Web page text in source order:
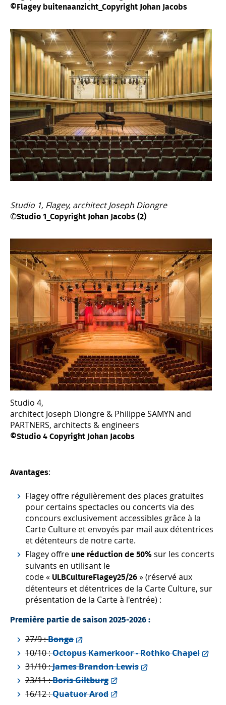
©Flagey buitenaanzicht_Copyright Johan Jacobs
Studio 1, Flagey, architect Joseph Diongre
©Studio 1_Copyright Johan Jacobs (2)
Studio 4,
architect Joseph Diongre & Philippe SAMYN and
PARTNERS, architects & engineers
©Studio 4 Copyright Johan Jacobs
Avantages:
Flagey offre régulièrement des places gratuites
pour certains spectacles ou concerts via des
concours exclusivement accessibles grâce à la
Carte Culture et envoyés par mail aux détentrices
et détenteurs de notre carte.
Flagey offre une réduction de 50% sur les concerts
suivants en utilisant le
code « ULBCultureFlagey25/26 » (réservé aux
détenteurs et détentrices de la Carte Culture, sur
présentation de la Carte à l'entrée) :
Première partie de saison 2025-2026 :
27/9 :Bonga
10/10 :Octopus Kamerkoor - Rothko Chapel
31/10 :James Brandon Lewis
23/11 :Boris Giltburg
16/12 :Quatuor Arod